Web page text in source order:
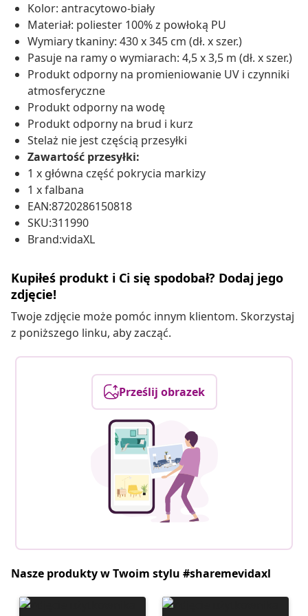
Kolor: antracytowo-biały
Materiał: poliester 100% z powłoką PU
Wymiary tkaniny: 430 x 345 cm (dł. x szer.)
Pasuje na ramy o wymiarach: 4,5 x 3,5 m (dł. x szer.)
Produkt odporny na promieniowanie UV i czynniki
atmosferyczne
Produkt odporny na wodę
Produkt odporny na brud i kurz
Stelaż nie jest częścią przesyłki
Zawartość przesyłki:
1 x główna część pokrycia markizy
1 x falbana
EAN:8720286150818
SKU:311990
Brand:vidaXL
Kupiłeś produkt i Ci się spodobał? Dodaj jego
zdjęcie!
Twoje zdjęcie może pomóc innym klientom. Skorzystaj
z poniższego linku, aby zacząć.
Prześlij obrazek
Nasze produkty w Twoim stylu #sharemevidaxl